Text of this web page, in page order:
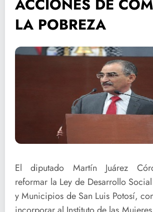
ACCIONES DE
LA POBREZA
El diputado Martín Juárez
reformar la Ley de Desarrollo
y Municipios de San Luis Potosí,